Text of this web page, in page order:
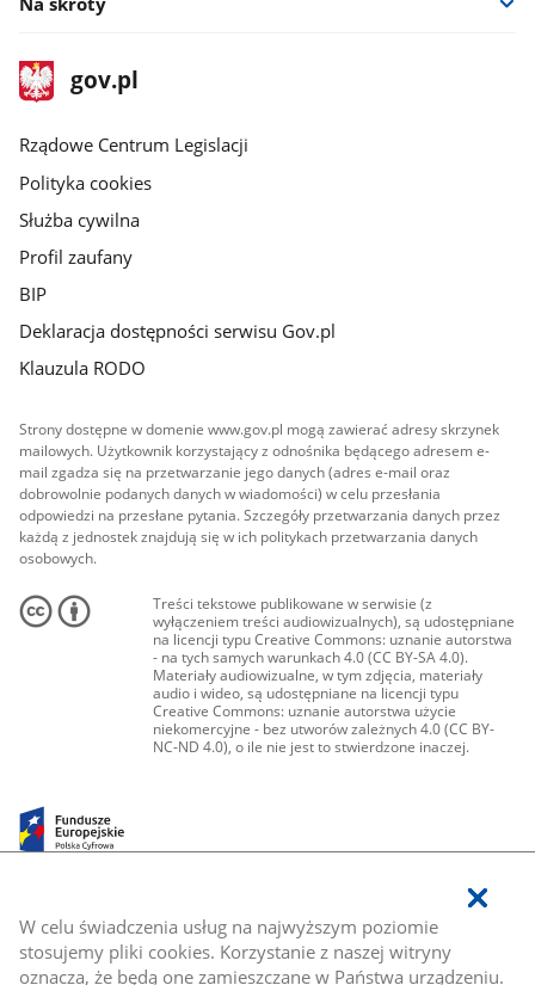
W celu świadczenia usług na najwyższym poziomie
stosujemy pliki cookies. Korzystanie z naszej witryny
oznacza, że będą one zamieszczane w Państwa urządzeniu.
stopka
gov.plStrona
gov.pl
Rządowe Centrum Legislacji
Polityka cookies
Służba cywilna
Profil zaufany
BIP
Deklaracja dostępności serwisu Gov.pl
Klauzula RODO
Strony dostępne w domenie www.gov.pl mogą zawierać adresy skrzynek
mailowych. Użytkownik korzystający z odnośnika będącego adresem e-
mail zgadza się na przetwarzanie jego danych (adres e-mail oraz
dobrowolnie podanych danych w wiadomości) w celu przesłania
odpowiedzi na przesłane pytania. Szczegóły przetwarzania danych przez
każdą z jednostek znajdują się w ich politykach przetwarzania danych
osobowych.
Treści tekstowe publikowane w serwisie (z
wyłączeniem treści audiowizualnych), są udostępniane
na licencji typu Creative Commons: uznanie autorstwa
- na tych samych warunkach 4.0 (CC BY-SA 4.0).
Materiały audiowizualne, w tym zdjęcia, materiały
audio i wideo, są udostępniane na licencji typu
Creative Commons: uznanie autorstwa użycie
niekomercyjne - bez utworów zależnych 4.0 (CC BY-
NC-ND 4.0), o ile nie jest to stwierdzone inaczej.